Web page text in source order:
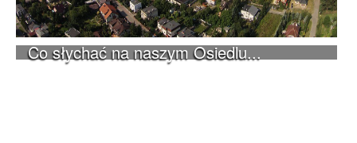
Co słychać na naszym Osiedlu...